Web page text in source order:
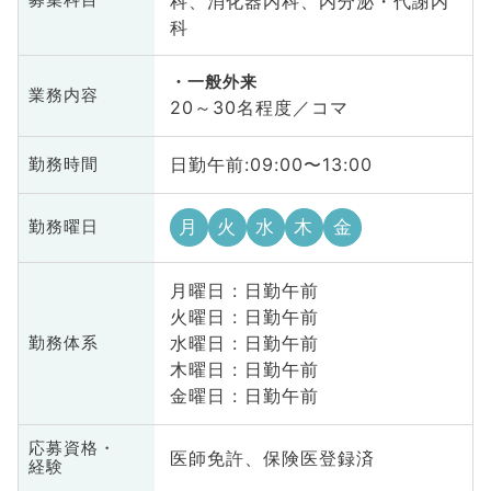
科
業務内容
一般外来
20～30名程度／コマ
勤務時間 日勤午前:09:00〜13:00
勤務曜日 月 火 水 木 金
勤務体系
月曜日 : 日勤午前
火曜日 : 日勤午前
水曜日 : 日勤午前
木曜日 : 日勤午前
金曜日 : 日勤午前
応募資格・
経験
医師免許、保険医登録済